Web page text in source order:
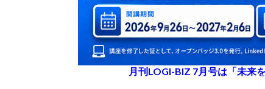
月刊LOGI-BIZ 7月号は「未来